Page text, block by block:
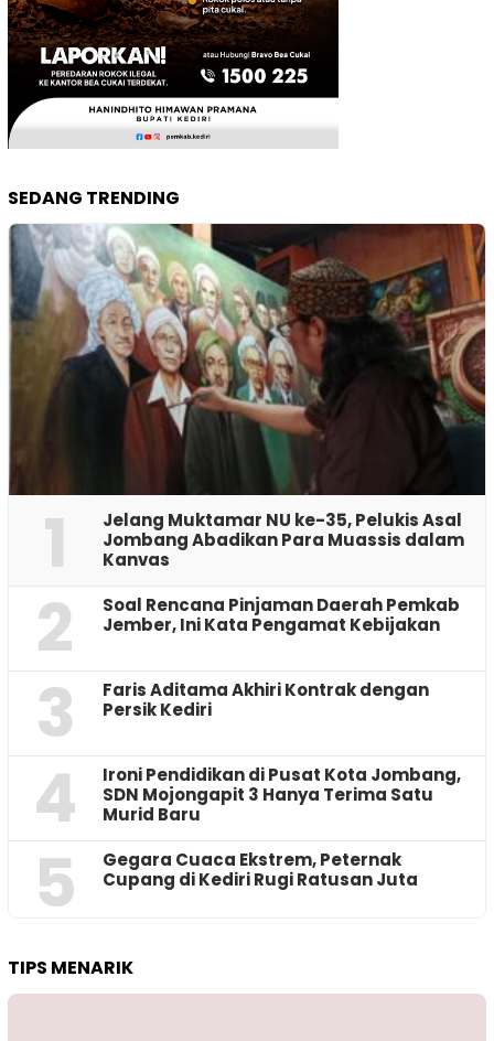
SEDANG TRENDING
1
Jelang Muktamar NU ke-35, Pelukis Asal
Jombang Abadikan Para Muassis dalam
Kanvas
2
‎Soal Rencana Pinjaman Daerah Pemkab
Jember, Ini Kata Pengamat Kebijakan ‎
3
Faris Aditama Akhiri Kontrak dengan
Persik Kediri
4
Ironi Pendidikan di Pusat Kota Jombang,
SDN Mojongapit 3 Hanya Terima Satu
Murid Baru
5
‎Gegara Cuaca Ekstrem, Peternak
Cupang di Kediri Rugi Ratusan Juta
TIPS MENARIK